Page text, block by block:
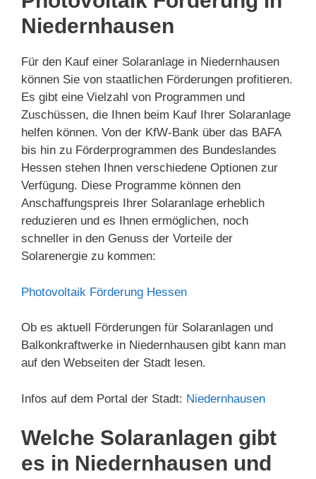
Niedernhausen
Für den Kauf einer Solaranlage in Niedernhausen
können Sie von staatlichen Förderungen profitieren.
Es gibt eine Vielzahl von Programmen und
Zuschüssen, die Ihnen beim Kauf Ihrer Solaranlage
helfen können. Von der KfW-Bank über das BAFA
bis hin zu Förderprogrammen des Bundeslandes
Hessen stehen Ihnen verschiedene Optionen zur
Verfügung. Diese Programme können den
Anschaffungspreis Ihrer Solaranlage erheblich
reduzieren und es Ihnen ermöglichen, noch
schneller in den Genuss der Vorteile der
Solarenergie zu kommen:
Photovoltaik Förderung Hessen
Ob es aktuell Förderungen für Solaranlagen und
Balkonkraftwerke in Niedernhausen gibt kann man
auf den Webseiten der Stadt lesen.
Infos auf dem Portal der Stadt: Niedernhausen
Welche Solaranlagen gibt
es in Niedernhausen und